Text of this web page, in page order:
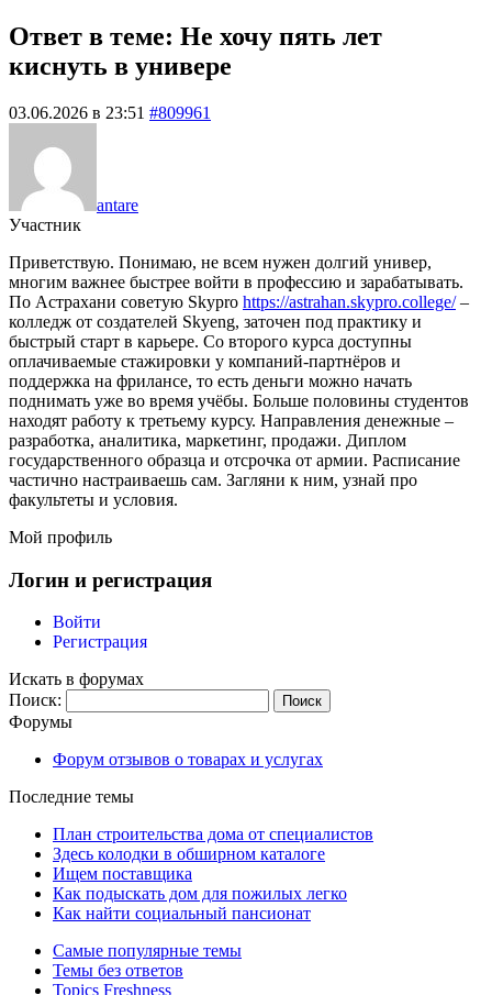
Ответ в теме: Не хочу пять лет
киснуть в универе
03.06.2026 в 23:51 #809961
antare
Участник
Приветствую. Понимаю, не всем нужен долгий универ,
многим важнее быстрее войти в профессию и зарабатывать.
По Астрахани советую Skypro https://astrahan.skypro.college/–
колледж от создателей Skyeng, заточен под практику и
быстрый старт в карьере. Со второго курса доступны
оплачиваемые стажировки у компаний-партнёров и
поддержка на фрилансе, то есть деньги можно начать
поднимать уже во время учёбы. Больше половины студентов
находят работу к третьему курсу. Направления денежные –
разработка, аналитика, маркетинг, продажи. Диплом
государственного образца и отсрочка от армии. Расписание
частично настраиваешь сам. Загляни к ним, узнай про
факультеты и условия.
Мой профиль
Логин и регистрация
Войти
Регистрация
Искать в форумах
Поиск:
Форумы
Форум отзывов о товарах и услугах
Последние темы
План строительства дома от специалистов
Здесь колодки в обширном каталоге
Ищем поставщика
Как подыскать дом для пожилых легко
Как найти социальный пансионат
Самые популярные темы
Темы без ответов
Topics Freshness